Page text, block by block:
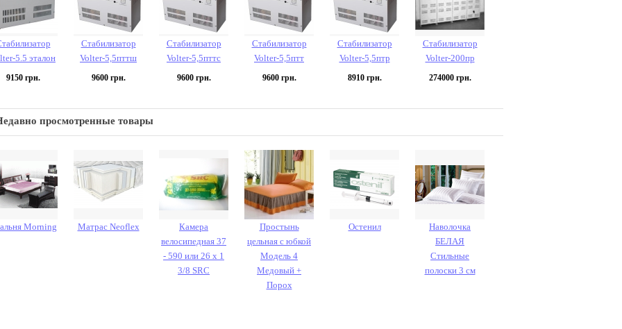
5.5 эталон
9150грн.
Стабилизатор
Volter-5,5пттш
9600грн.
Стабилизатор
Volter-5,5пттc
9600грн.
Стабилизатор
Volter-5,5птт
9600грн.
Стабилизатор
Volter-5,5птр
8910грн.
Стабилизатор
Volter-200пр
274000грн.
просмотренные товары
Morning Матрас Neoflex
Камера
велосипедная 37
- 590 или 26 х 1
3/8 SRC
Простынь
цельная с юбкой
Модель 4
Медовый +
Порох
Остенил
Наволочка
БЕЛАЯ
Стильные
полоски 3 см